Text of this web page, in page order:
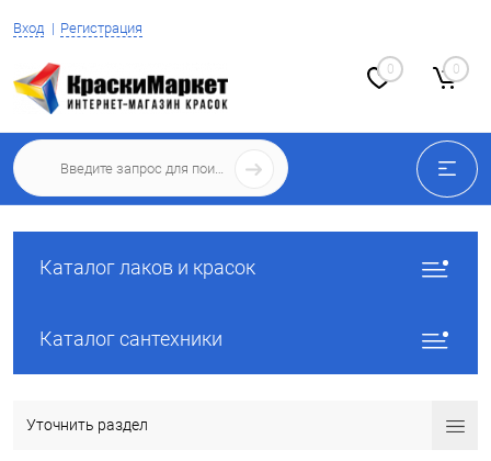
Вход Регистрация
0 0
Каталог лаков и красок
Каталог сантехники
Уточнить раздел